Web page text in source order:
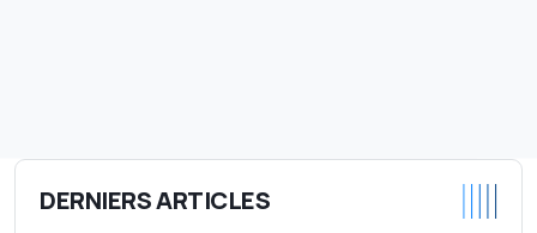
DERNIERS ARTICLES